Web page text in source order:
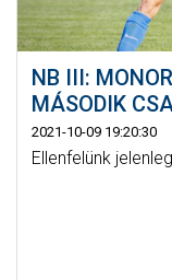
NB III:
MÁSODIK
2021-10-09 19:20:30
Ellenfelünk